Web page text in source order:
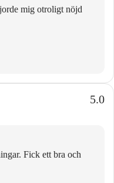
mig otroligt nöjd
5.0
Fick ett bra och